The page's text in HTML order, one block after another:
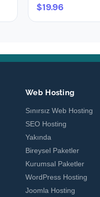
$19.96
Web Hosting
Sınırsız Web Hosting
SEO Hosting
Yakında
Bireysel Paketler
Kurumsal Paketler
WordPress Hosting
Joomla Hosting